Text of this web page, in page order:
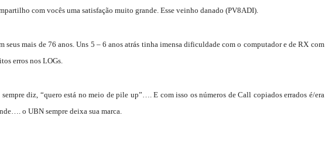
com vocês uma satisfação muito grande. Esse veinho danado (PV8ADI).
seus mais de 76 anos. Uns 5 – 6 anos atrás tinha imensa dificuldade com o computador e de RX com
erros nos LOGs.
sempre diz, “quero está no meio de pile up”…. E com isso os números de Call copiados errados é/era
o UBN sempre deixa sua marca.